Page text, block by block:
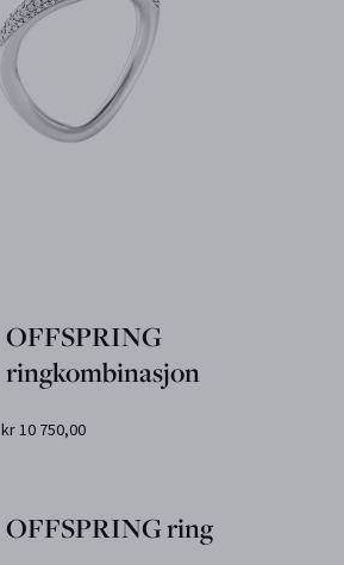
OFFSPRING
ringkombinasjon
kr 10 750,00
OFFSPRING ring